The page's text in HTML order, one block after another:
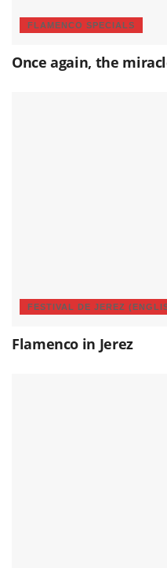
FLAMENCO SPECIALS
Once again, the
FESTIVAL DE JEREZ
Flamenco in Jerez